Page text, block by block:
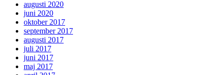
augusti 2020
juni 2020
oktober 2017
september 2017
augusti 2017
juli 2017
juni 2017
maj 2017